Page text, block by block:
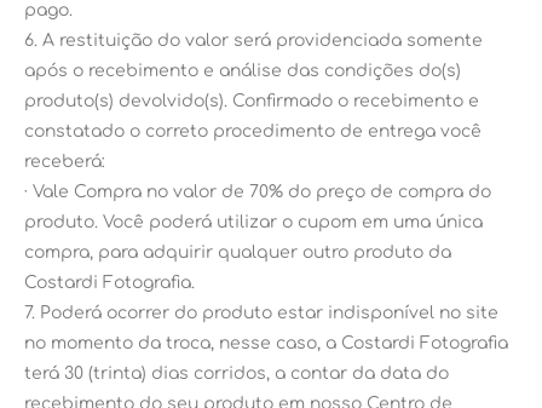
pago.
6. A restituição do valor será providenciada somente
após o recebimento e análise das condições do(s)
produto(s) devolvido(s). Confirmado o recebimento e
constatado o correto procedimento de entrega você
receberá:
· Vale Compra no valor de 70% do preço de compra do
produto. Você poderá utilizar o cupom em uma única
compra, para adquirir qualquer outro produto da
Costardi Fotografia.
7. Poderá ocorrer do produto estar indisponível no site
no momento da troca, nesse caso, a Costardi Fotografia
terá 30 (trinta) dias corridos, a contar da data do
recebimento do seu produto em nosso Centro de